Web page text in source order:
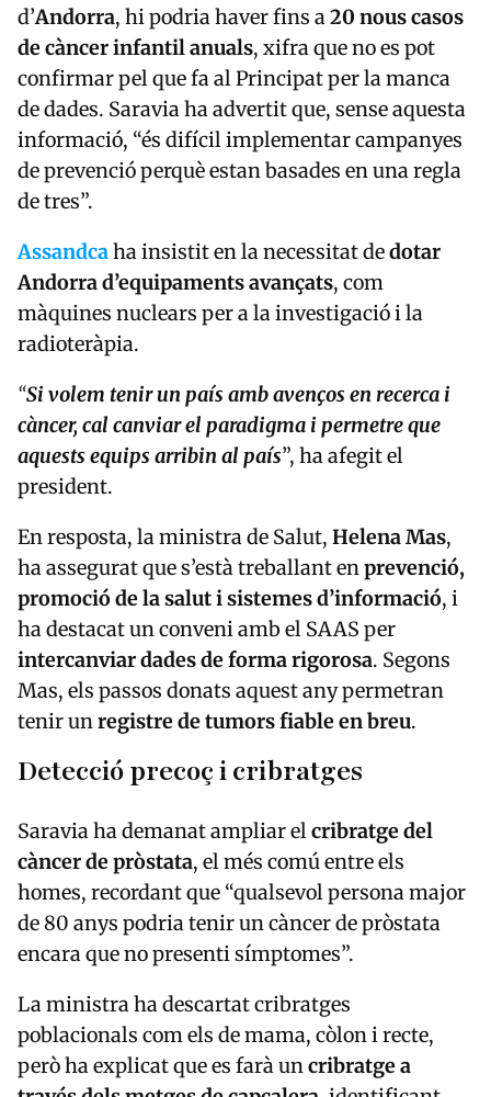
d’Andorra, hi podria haver fins a20 nous casos
de càncer infantil anuals, xifra que no es pot
confirmar pel que fa al Principat per la manca
de dades. Saravia ha advertit que, sense aquesta
informació, “és difícil implementar campanyes
de prevenció perquè estan basades en una regla
de tres”.
Assandcaha insistit en la necessitat dedotar
Andorra d’equipaments avançats, com
màquines nuclears per a la investigació i la
radioteràpia.
“Si volem tenir un país amb avenços en recerca i
càncer, cal canviar el paradigma i permetre que
aquests equips arribin al país”, ha afegit el
president.
En resposta, la ministra de Salut, Helena Mas,
ha assegurat que s’està treballant enprevenció,
promoció de la salut i sistemes d’informació, i
ha destacat un conveni amb el SAAS per
intercanviar dades de forma rigorosa. Segons
Mas, els passos donats aquest any permetran
tenir unregistre de tumors fiable en breu.
Detecció precoç i cribratges
Saravia ha demanat ampliar elcribratge del
càncer de pròstata, el més comú entre els
homes, recordant que “qualsevol persona major
de 80 anys podria tenir un càncer de pròstata
encara que no presenti símptomes”.
La ministra ha descartat cribratges
poblacionals com els de mama, còlon i recte,
però ha explicat que es farà uncribratge a